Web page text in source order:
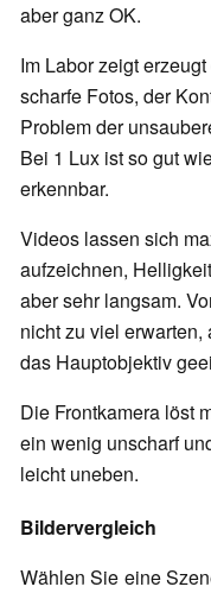
aber ganz OK.
Im Labor zeigt
scharfe Fotos, der
Problem der
Bei 1 Lux ist so gut
erkennbar.
Videos lassen sich
aufzeichnen,
aber sehr langsam.
nicht zu viel
das Hauptobjektiv
Die Frontkamera löst
ein wenig unscharf
leicht uneben.
Bildervergleich
Wählen Sie eine